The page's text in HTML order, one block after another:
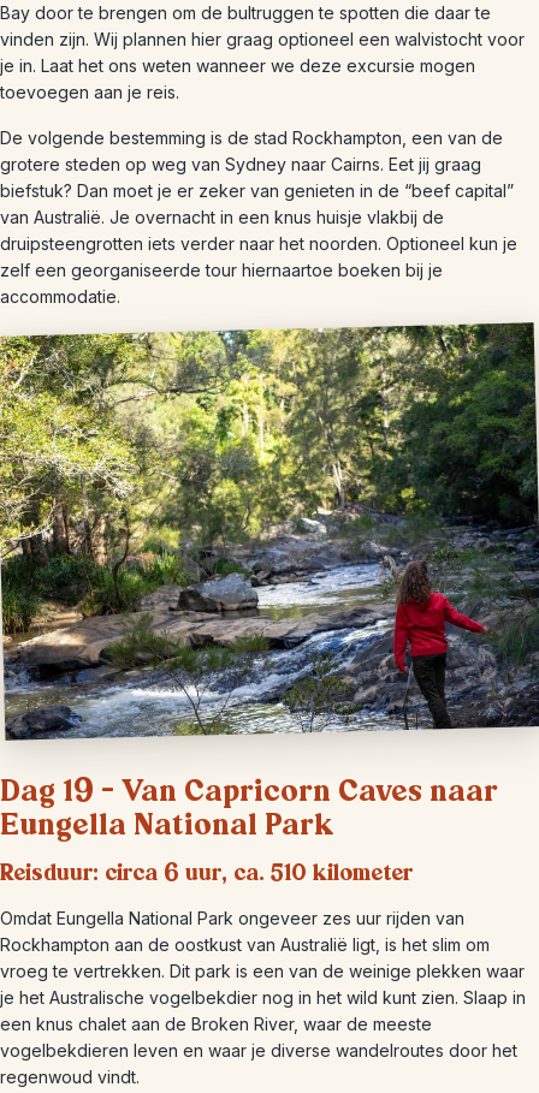
Bay door te brengen om de bultruggen te spotten die daar te
vinden zijn. Wij plannen hier graag optioneel een walvistocht voor
je in. Laat het ons weten wanneer we deze excursie mogen
toevoegen aan je reis.
De volgende bestemming is de stad Rockhampton, een van de
grotere steden op weg van Sydney naar Cairns. Eet jij graag
biefstuk? Dan moet je er zeker van genieten in de “beef capital”
van Australië. Je overnacht in een knus huisje vlakbij de
druipsteengrotten iets verder naar het noorden. Optioneel kun je
zelf een georganiseerde tour hiernaartoe boeken bij je
accommodatie.
Dag 19 – Van Capricorn Caves naar
Eungella National Park
Reisduur: circa 6 uur, ca. 510 kilometer
Omdat Eungella National Park ongeveer zes uur rijden van
Rockhampton aan de oostkust van Australië ligt, is het slim om
vroeg te vertrekken. Dit park is een van de weinige plekken waar
je het Australische vogelbekdier nog in het wild kunt zien. Slaap in
een knus chalet aan de Broken River, waar de meeste
vogelbekdieren leven en waar je diverse wandelroutes door het
regenwoud vindt.